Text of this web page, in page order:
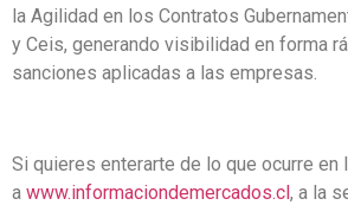
la Agilidad en los Contratos
y Ceis, generando visibilidad en forma
sanciones aplicadas a las empresas.
Si quieres enterarte de lo que ocurre en
a www.informaciondemercados.cl, a la